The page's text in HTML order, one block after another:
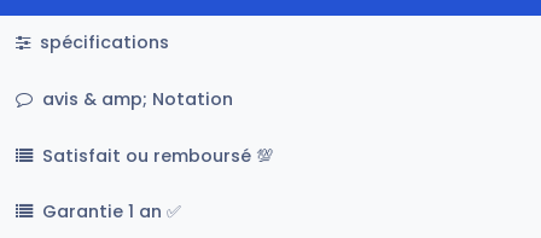
spécifications
avis & amp; Notation
Satisfait ou remboursé 💯
Garantie 1 an ✅